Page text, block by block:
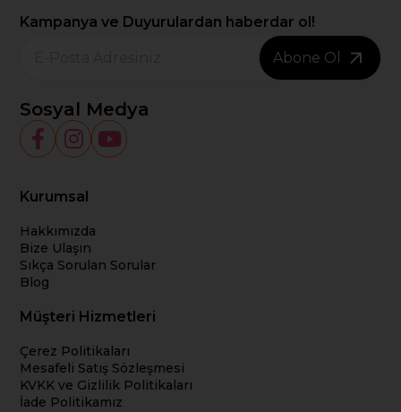
Kampanya ve Duyurulardan haberdar ol!
Abone Ol
Sosyal Medya
Kurumsal
Hakkımızda
Bize Ulaşın
Sıkça Sorulan Sorular
Blog
Müşteri Hizmetleri
Çerez Politikaları
Mesafeli Satış Sözleşmesi
KVKK ve Gizlilik Politikaları
İade Politikamız